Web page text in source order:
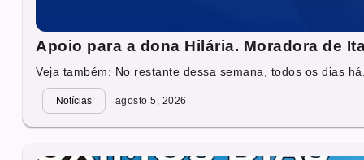
Apoio para a dona Hilária. Moradora de
Veja também: No restante dessa semana, todos os dias
Notícias agosto 5, 2026